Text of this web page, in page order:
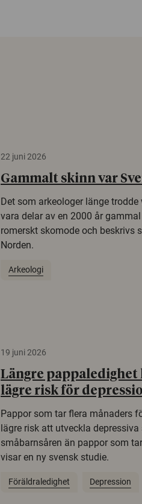
22 juni 2026
Gammalt skinn var
Det som arkeologer länge
vara delar av en 2000 år
romerskt skomode och beskrivs
Norden.
Arkeologi
19 juni 2026
Längre
lägre risk för
Pappor som tar flera månaders
lägre risk att utveckla
småbarnsåren än pappor som
visar en ny svensk studie.
Föräldraledighet Depression